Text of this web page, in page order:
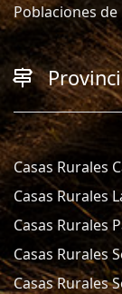
Poblaciones
Casas Rurales
Casas Rurales
Casas Rurales
Casas Rurales
Casas Rurales